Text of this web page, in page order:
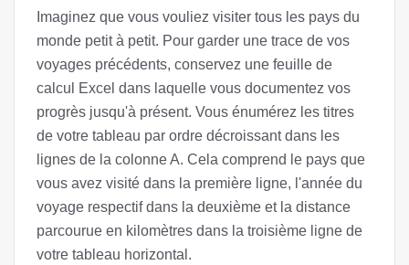
Imaginez que vous vouliez visiter tous les pays du
monde petit à petit. Pour garder une trace de vos
voyages précédents, conservez une feuille de
calcul Excel dans laquelle vous documentez vos
progrès jusqu'à présent. Vous énumérez les titres
de votre tableau par ordre décroissant dans les
lignes de la colonne A. Cela comprend le pays que
vous avez visité dans la première ligne, l'année du
voyage respectif dans la deuxième et la distance
parcourue en kilomètres dans la troisième ligne de
votre tableau horizontal.